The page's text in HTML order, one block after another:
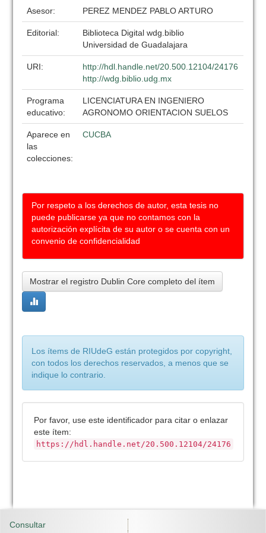
Asesor: PEREZ MENDEZ PABLO ARTURO
Editorial:
Biblioteca Digital wdg.biblio
Universidad de Guadalajara
URI:
http://hdl.handle.net/20.500.12104/24176
http://wdg.biblio.udg.mx
Programa
educativo:
LICENCIATURA EN INGENIERO
AGRONOMO ORIENTACION SUELOS
Aparece en
las
colecciones:
CUCBA
Por respeto a los derechos de autor, esta tesis no
puede publicarse ya que no contamos con la
autorización explícita de su autor o se cuenta con un
convenio de confidencialidad
Mostrar el registro Dublin Core completo del ítem
Los ítems de RIUdeG están protegidos por copyright,
con todos los derechos reservados, a menos que se
indique lo contrario.
Por favor, use este identificador para citar o enlazar
este ítem:
https://hdl.handle.net/20.500.12104/24176
Consultar